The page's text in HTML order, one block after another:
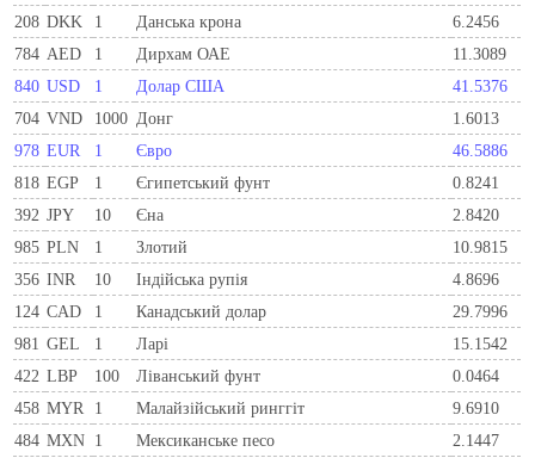
208 DKK 1 Данська крона
6.2456
784 AED 1 Дирхам ОАЕ
11.3089
840 USD 1 Долар США
41.5376
704 VND 1000 Донг
1.6013
978 EUR 1 Євро
46.5886
818 EGP 1 Єгипетський фунт
0.8241
392 JPY 10 Єна
2.8420
985 PLN 1 Злотий
10.9815
356 INR 10 Індійська рупія
4.8696
124 CAD 1 Канадський долар
29.7996
981 GEL 1 Ларi
15.1542
422 LBP 100 Ліванський фунт
0.0464
458 MYR 1 Малайзійський ринггіт
9.6910
484 MXN 1 Мексиканське песо
2.1447